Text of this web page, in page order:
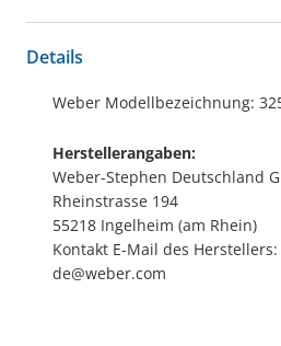
Details
Weber Modellbezeichnung:
Herstellerangaben:
Weber-Stephen Deutschland
Rheinstrasse 194
55218 Ingelheim (am Rhein)
Kontakt E-Mail des
de@weber.com